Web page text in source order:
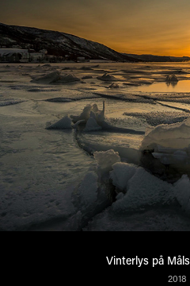
Vinterlys på
2018